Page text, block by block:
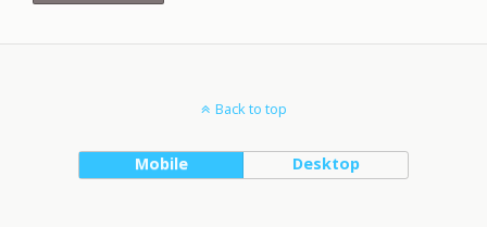
Back to top
Mobile Desktop